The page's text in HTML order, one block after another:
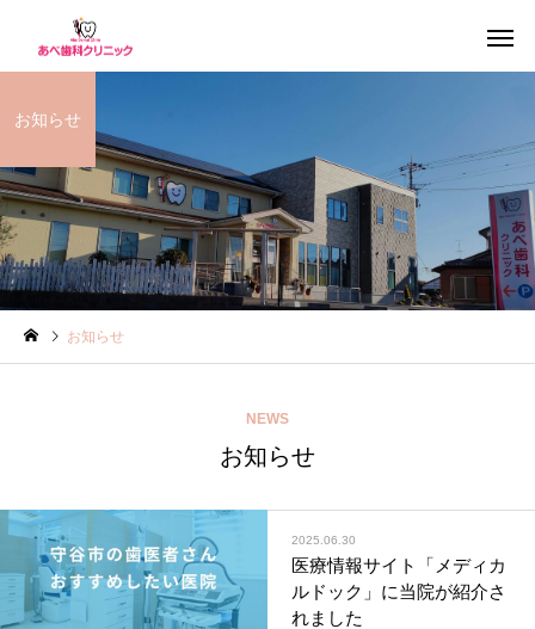
インプラント治療 一般歯
お知らせ
お知らせ
NEWS
お知らせ
2025.06.30
医療情報サイト「メディカ
ルドック」に当院が紹介さ
れました